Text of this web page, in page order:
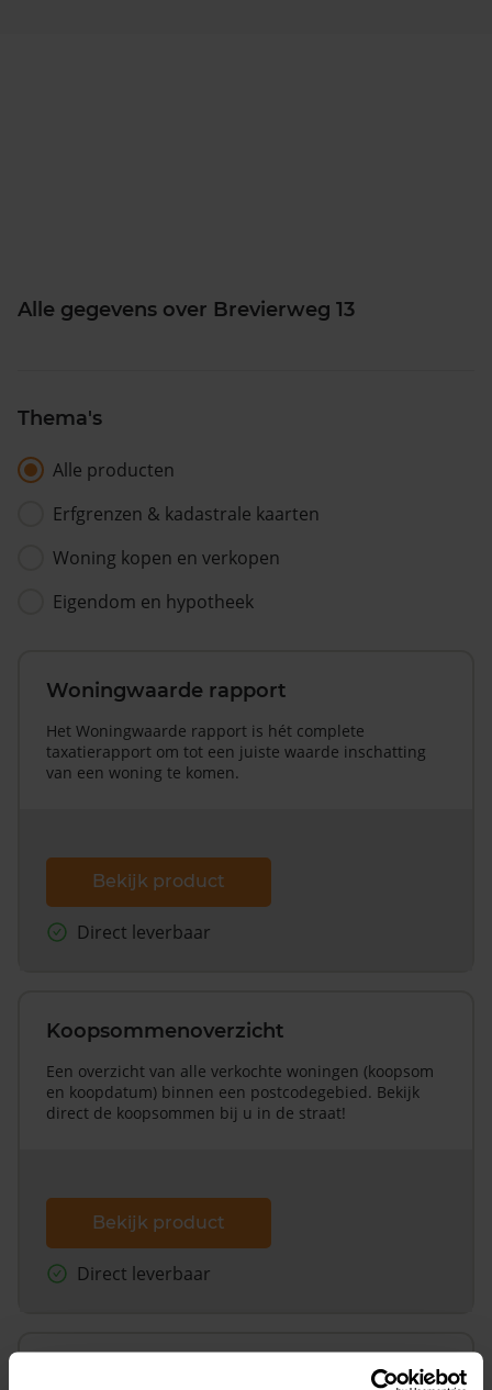
Alle gegevens over Brevierweg 13
Thema's
Alle producten
Erfgrenzen & kadastrale kaarten
Woning kopen en verkopen
Eigendom en hypotheek
Woningwaarde rapport
Het Woningwaarde rapport is hét complete
taxatierapport om tot een juiste waarde inschatting
van een woning te komen.
Bekijk product
Direct leverbaar
Koopsommenoverzicht
Een overzicht van alle verkochte woningen (koopsom
en koopdatum) binnen een postcodegebied. Bekijk
direct de koopsommen bij u in de straat!
Bekijk product
Direct leverbaar
Koopsommenoverzicht (1 jaar gratis